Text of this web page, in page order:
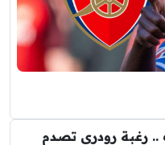
.. رغبة رودري تصدم